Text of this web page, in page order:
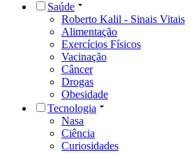
Saúde
Roberto Kalil - Sinais Vitais
Alimentação
Exercícios Físicos
Vacinação
Câncer
Drogas
Obesidade
Tecnologia
Nasa
Ciência
Curiosidades